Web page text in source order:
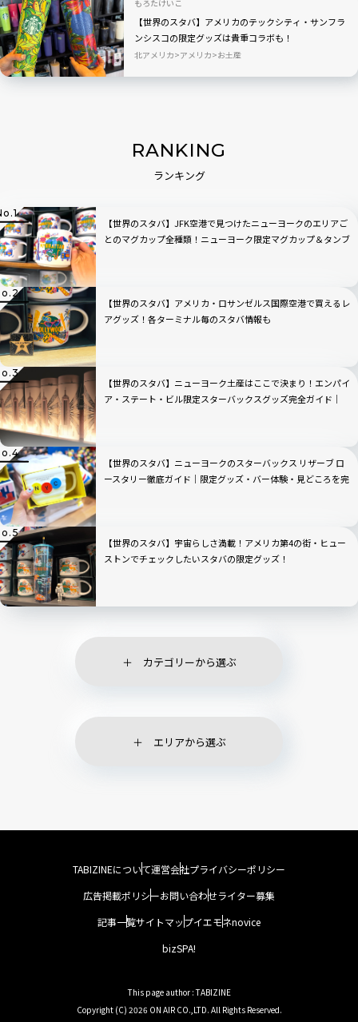
もろたけいこ
【世界のスタバ】アメリカのテックシティ・サンフラ
ンシスコの限定グッズは貴重コラボも！
北アメリカ アメリカ お土産
RANKING
ランキング
【世界のスタバ】JFK空港で見つけたニューヨークのエリアご
とのマグカップ全種類！ニューヨーク限定マグカップ＆タンブ
【世界のスタバ】アメリカ・ロサンゼルス国際空港で買えるレ
アグッズ！各ターミナル毎のスタバ情報も
【世界のスタバ】ニューヨーク土産はここで決まり！エンパイ
ア・ステート・ビル限定スターバックスグッズ完全ガイド｜
【世界のスタバ】ニューヨークのスターバックス リザーブ ロ
ースタリー徹底ガイド｜限定グッズ・バー体験・見どころを完
【世界のスタバ】宇宙らしさ満載！アメリカ第4の街・ヒュー
ストンでチェックしたいスタバの限定グッズ！
カテゴリーから選ぶ
エリアから選ぶ
TABIZINEについて運営会社プライバシーポリシー
広告掲載ポリシーお問い合わせライター募集
記事一覧サイトマップイエモネnovice
bizSPA!
This page author : TABIZINE
Copyright (C) 2026 ON AIR CO.,LTD. All Rights Reserved.